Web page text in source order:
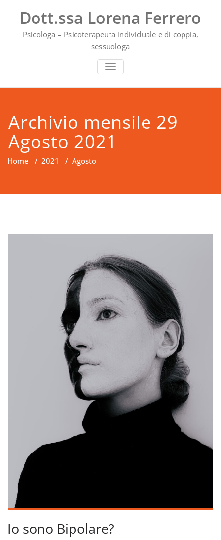
contenutoDott.ssa Lorena Ferrero
Psicologa – Psicoterapeuta individuale e di coppia,
sessuologa
MOSTRA O NASCONDI LA
Archivio mensile 29
Agosto 2021
Home / 2021 / Agosto
Io sono Bipolare?